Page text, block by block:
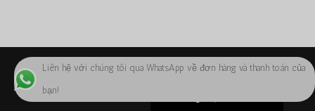
$2,100.00.là:
$1,550.00.
Bản quyền 2024 ©Caluanie Oxidize USA
Liên hệ với chúng tôi qua WhatsApp về đơn hàng và thanh toán của
bạn!
English
简体中文